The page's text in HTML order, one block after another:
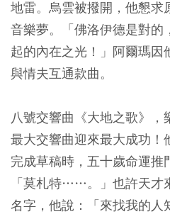
地雷。烏雲被撥開，他懇求
音樂夢。「佛洛伊德是對的
起的內在之光！」阿爾瑪因
與情夫互通款曲。
八號交響曲《大地之歌》，
最大交響曲迎來最大成功！
完成草稿時，五十歲命運推
「莫札特……。」也許天才
名字，他說：「來找我的人